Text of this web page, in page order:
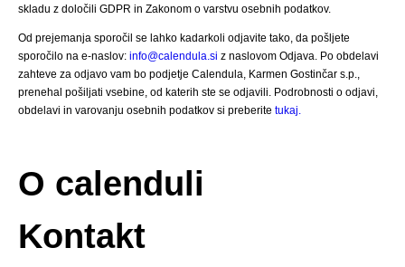
skladu z določili GDPR in Zakonom o varstvu osebnih podatkov.
Od prejemanja sporočil se lahko kadarkoli odjavite tako, da pošljete
sporočilo na e-naslov: info@calendula.si z naslovom Odjava. Po obdelavi
zahteve za odjavo vam bo podjetje Calendula, Karmen Gostinčar s.p.,
prenehal pošiljati vsebine, od katerih ste se odjavili. Podrobnosti o odjavi,
obdelavi in varovanju osebnih podatkov si preberite tukaj.
O calenduli
Kontakt